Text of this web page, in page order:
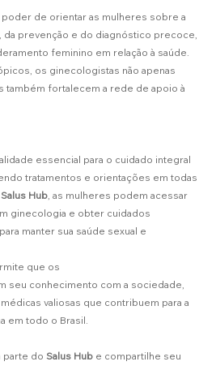
de orientar as mulheres sobre a
da prevenção e do diagnóstico precoce,
feminino em relação à saúde.
os ginecologistas não apenas
também fortalecem a rede de apoio à
essencial para o cuidado integral
tratamentos e orientações em todas
Salus Hub , as mulheres podem acessar
ginecologia e obter cuidados
manter sua saúde sexual e
que os
seu conhecimento com a sociedade,
valiosas que contribuem para a
em todo o Brasil.
parte do Salus Hub e compartilhe seu